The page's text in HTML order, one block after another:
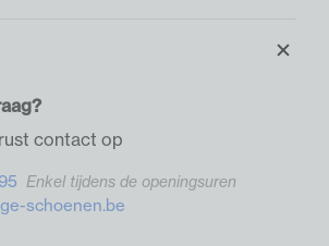
contact op
Enkel tijdens de openingsuren
schoenen.be